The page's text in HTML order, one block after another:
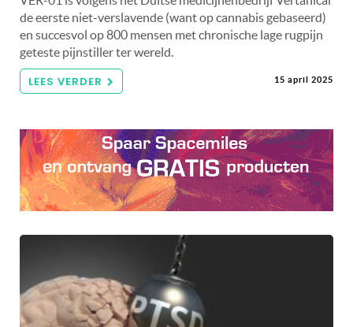
de eerste niet-verslavende (want op cannabis gebaseerd)
en succesvol op 800 mensen met chronische lage rugpijn
geteste pijnstiller ter wereld.
LEES VERDER 15 april 2025